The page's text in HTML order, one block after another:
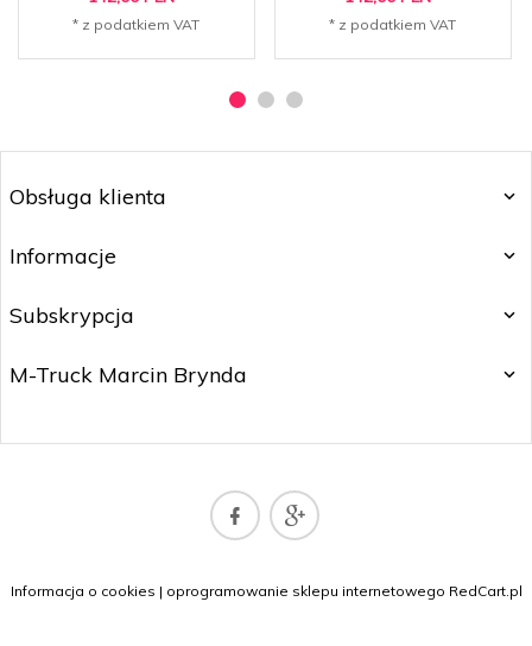
* z podatkiem VAT * z podatkiem VAT
Obsługa klienta
Informacje
Subskrypcja
M-Truck Marcin Brynda
sklepmtruck@gmail.com
Informacja o cookies | oprogramowanie sklepu internetowego RedCart.pl